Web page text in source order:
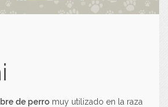
de perro muy utilizado en la raza